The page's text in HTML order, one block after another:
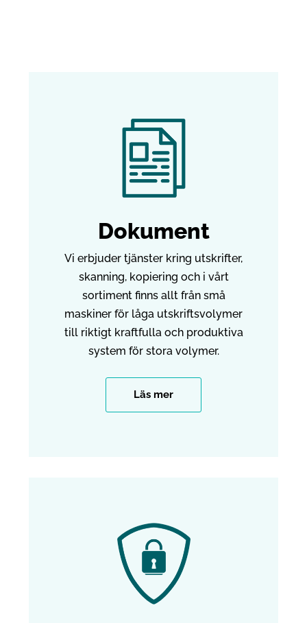
Dokument
Vi erbjuder tjänster kring utskrifter,
skanning, kopiering och i vårt
sortiment finns allt från små
maskiner för låga utskriftsvolymer
till riktigt kraftfulla och produktiva
system för stora volymer.
Läs mer